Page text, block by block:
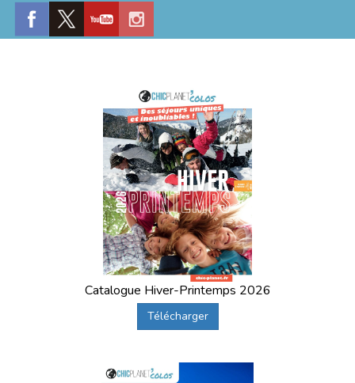
Catalogue Hiver-Printemps 2026
Télécharger